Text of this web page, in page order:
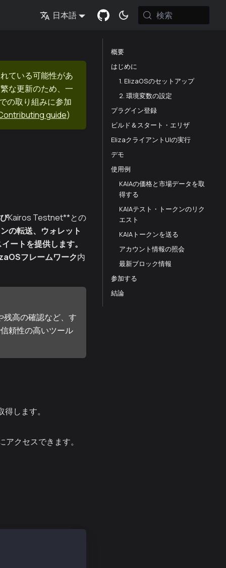
日本語 検索
ている可能性があ
な更新のため、一
の取り組みに参加
guide)
Kairos Testnet**との
の転送、ウォレット
ートを提供します。
フレームワーク内
残高の確認など、す
頼性の高いツール
します。
クセスできます。
概要
はじめに
1. ElizaOSのセットアップ
2. 環境変数の設定
プラグイン登録
ビルド＆スタート・エリザ
ElizaクライアントUIの実行
デモ
使用例
KAIAの価格と市場データを取
得する
KAIAテスト・トークンのリク
エスト
KAIAトークンを送る
アカウント情報の照会
最新ブロック情報
参加する
結論